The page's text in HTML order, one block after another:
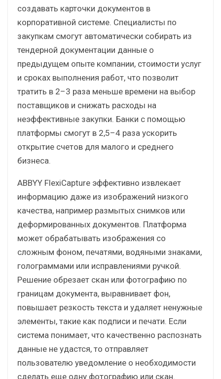
создавать карточки документов в
корпоративной системе. Специалисты по
закупкам смогут автоматически собирать из
тендерной документации данные о
предыдущем опыте компании, стоимости услуг
и сроках выполнения работ, что позволит
тратить в 2–3 раза меньше времени на выбор
поставщиков и снижать расходы на
неэффективные закупки. Банки с помощью
платформы смогут в 2,5–4 раза ускорить
открытие счетов для малого и среднего
бизнеса.
ABBYY FlexiCapture эффективно извлекает
информацию даже из изображений низкого
качества, например размытых снимков или
деформированных документов. Платформа
может обрабатывать изображения со
сложным фоном, печатями, водяными знаками,
голограммами или исправлениями ручкой.
Решение обрезает скан или фотографию по
границам документа, выравнивает фон,
повышает резкость текста и удаляет ненужные
элементы, такие как подписи и печати. Если
система понимает, что качественно распознать
данные не удастся, то отправляет
пользователю уведомление о необходимости
сделать еще одну фотографию или скан.